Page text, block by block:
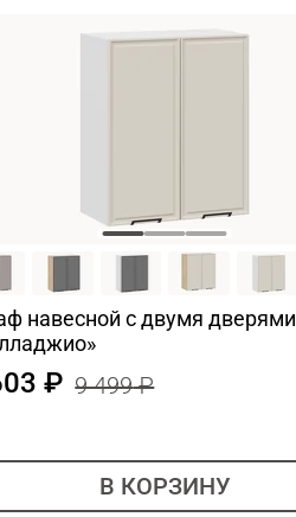
навесной c двумя дверями
9 499
В КОРЗИНУ